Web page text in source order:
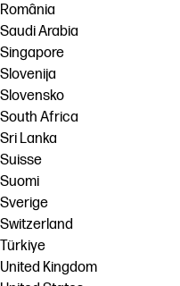
România
Saudi Arabia
Singapore
Slovenija
Slovensko
South Africa
Sri Lanka
Suisse
Suomi
Sverige
Switzerland
Türkiye
United Kingdom